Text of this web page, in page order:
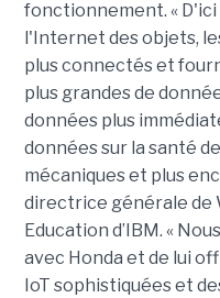
fonctionnement. « D'ici
l'Internet des objets,
plus connectés et
plus grandes de
données plus
données sur la santé
mécaniques et plus
directrice générale de
Education d’IBM. «
avec Honda et de lui
IoT sophistiquées et